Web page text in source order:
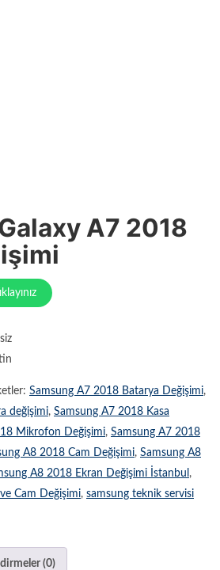
A7 2018
Samsung A7 2018 Batarya Değişimi,
değişimi, Samsung A7 2018 Kasa
Mikrofon Değişimi, Samsung A7 2018
A8 2018 Cam Değişimi, Samsung A8
A8 2018 Ekran Değişimi İstanbul ,
Cam Değişimi, samsung teknik servisi
(0)